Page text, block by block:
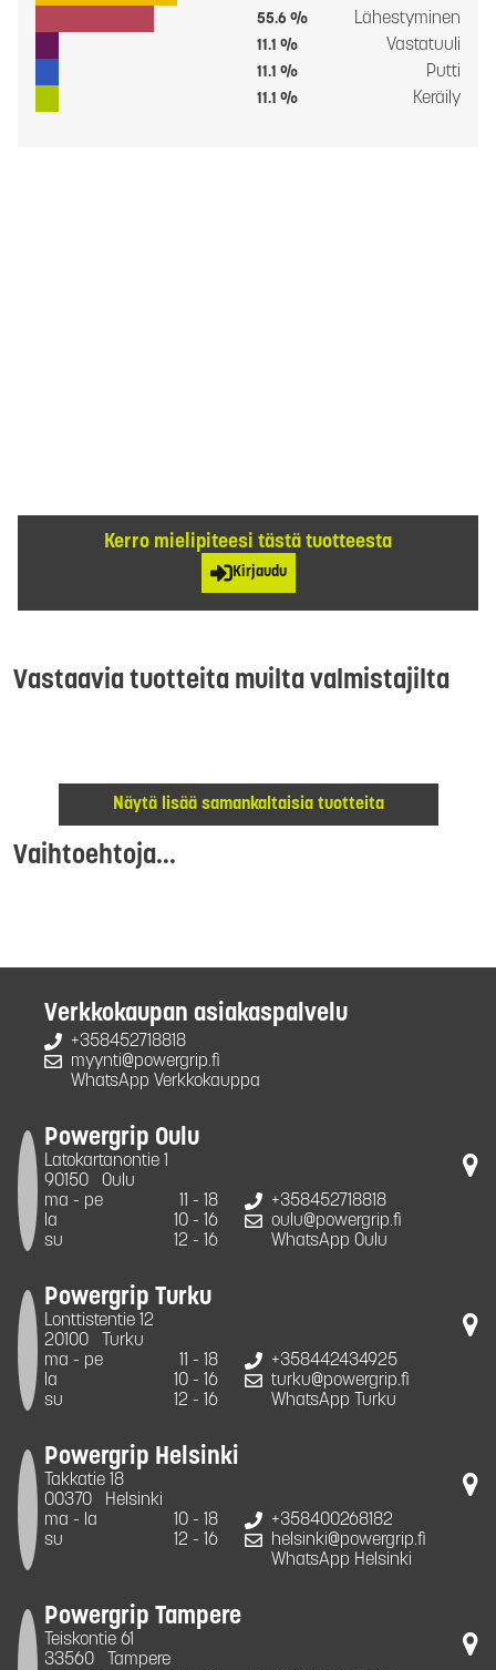
55.6 % Lähestyminen
11.1 % Vastatuuli
11.1 % Putti
11.1 % Keräily
Kerro mielipiteesi tästä tuotteesta
Kirjaudu
Vastaavia tuotteita muilta valmistajilta
Näytä lisää samankaltaisia tuotteita
Vaihtoehtoja...
Verkkokaupan asiakaspalvelu
+358452718818
myynti@powergrip.fi
WhatsApp Verkkokauppa
Powergrip Oulu
Latokartanontie 1
90150
Oulu
ma - pe
11 - 18
la
10 - 16
su
12 - 16
+358452718818
oulu@powergrip.fi
WhatsApp Oulu
Powergrip Turku
Lonttistentie 12
20100
Turku
ma - pe
11 - 18
la
10 - 16
su
12 - 16
+358442434925
turku@powergrip.fi
WhatsApp Turku
Powergrip Helsinki
Takkatie 18
00370
Helsinki
ma - la
10 - 18
su
12 - 16
+358400268182
helsinki@powergrip.fi
WhatsApp Helsinki
Powergrip Tampere
Teiskontie 61
33560
Tampere